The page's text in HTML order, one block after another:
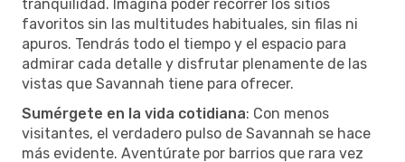
tranquilidad. Imagina poder recorrer los sitios
favoritos sin las multitudes habituales, sin filas ni
apuros. Tendrás todo el tiempo y el espacio para
admirar cada detalle y disfrutar plenamente de las
vistas que Savannah tiene para ofrecer.
Sumérgete en la vida cotidiana: Con menos
visitantes, el verdadero pulso de Savannah se hace
más evidente. Aventúrate por barrios que rara vez